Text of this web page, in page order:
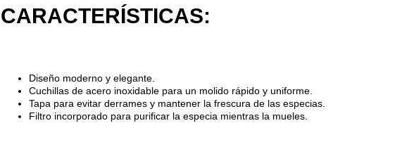
CARACTERÍSTICAS:
Diseño moderno y elegante.
Cuchillas de acero inoxidable para un molido rápido y uniforme.
Tapa para evitar derrames y mantener la frescura de las especias.
Filtro incorporado para purificar la especia mientras la mueles.